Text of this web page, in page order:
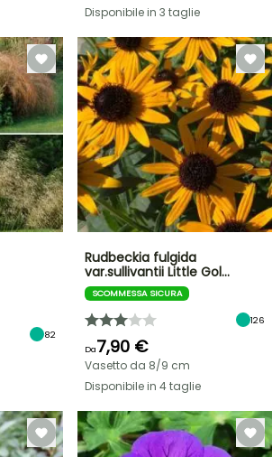
Disponibile in 3 taglie
82
Rudbeckia fulgida
var.sullivantii Little Gol…
SCOMMESSA SICURA
126
Da7,90 €
Vasetto da 8/9 cm
Disponibile in 4 taglie